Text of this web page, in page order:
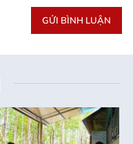
GỬI BÌNH LUẬN